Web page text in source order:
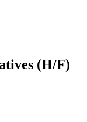
(H/F)